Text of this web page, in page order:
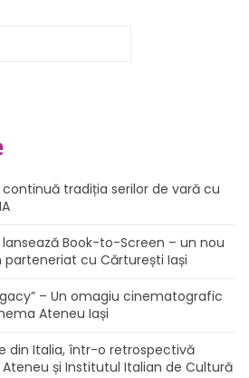
tradiția serilor de vară cu
Book-to-Screen – un nou
cu Cărturești Iași
– Un omagiu cinematografic
Ateneu Iași
din Italia, într-o retrospectivă
și Institutul Italian de Cultură